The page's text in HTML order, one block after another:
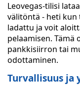
Leovegas-tilisi
välitöntä - heti
ladattu ja voit
pelaamisen. Tämä
pankkisiirron tai
odottaminen.
Turvallisuus ja